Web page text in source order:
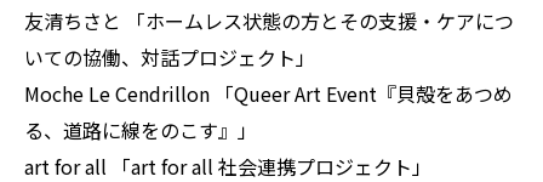
友清ちさと 「ホームレス状態の方とその支援・ケアにつ
いての協働、対話プロジェクト」
Moche Le Cendrillon 「Queer Art Event『貝殻をあつめ
る、道路に線をのこす』」
art for all 「art for all 社会連携プロジェクト」